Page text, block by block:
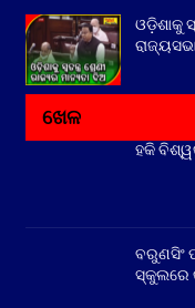
ଓଡ଼ିଶାକୁ
ଖେଳ
ହକି
ବରୁଣସିଂ
ସ୍କୁଲରେ